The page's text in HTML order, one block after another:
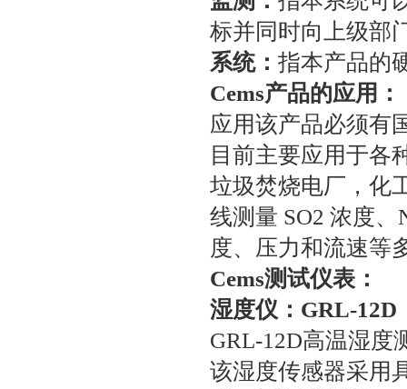
标并同时向上级
系统： 指本产品的
Cems产品的应用：
应用该产品必须有
目前主要应用于各
垃圾焚烧电厂，化
线测量 SO2 浓度
度、压力和流速等
Cems测试仪表：
湿度仪：GRL-
GRL-12D高温湿度
该湿度传感器采用